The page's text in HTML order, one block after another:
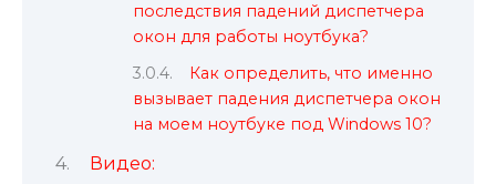
последствия падений диспетчера
окон для работы ноутбука?
Как определить, что именно
вызывает падения диспетчера окон
на моем ноутбуке под Windows 10?
Видео: